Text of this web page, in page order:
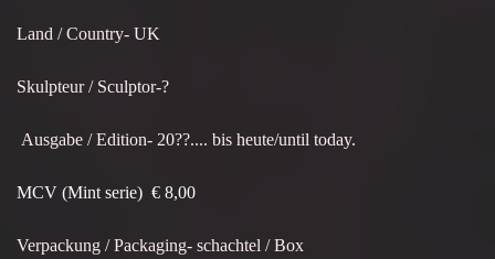
Land / Country- UK
Skulpteur / Sculptor-?
Ausgabe / Edition- 20??.... bis heute/until today.
MCV (Mint serie) € 8,00
Verpackung / Packaging- schachtel / Box